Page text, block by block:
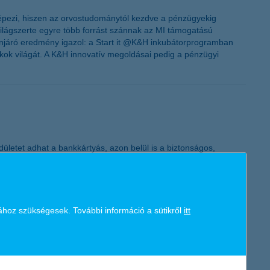
hiszen az orvostudománytól kezdve a pénzügyekig
egyre több forrást szánnak az MI támogatású
eredmény igazol: a Start it @K&H inkubátorprogramban
világát. A K&H innovatív megoldásai pedig a pénzügyi
adhat a bankkártyás, azon belül is a biztonságos,
szükségesek. További információ a sütikről itt